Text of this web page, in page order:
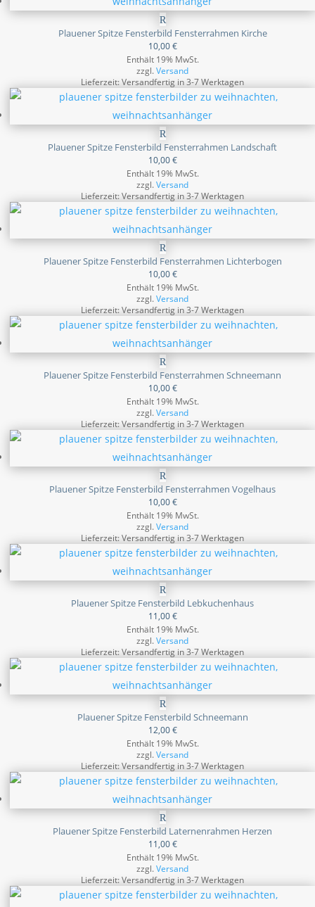
Plauener Spitze Fensterbild Fensterrahmen Kirche
10,00€
Enthält 19% MwSt.
zzgl.Versand
Lieferzeit: Versandfertig in 3-7 Werktagen
Plauener Spitze Fensterbild Fensterrahmen Landschaft
10,00€
Enthält 19% MwSt.
zzgl.Versand
Lieferzeit: Versandfertig in 3-7 Werktagen
Plauener Spitze Fensterbild Fensterrahmen Lichterbogen
10,00€
Enthält 19% MwSt.
zzgl.Versand
Lieferzeit: Versandfertig in 3-7 Werktagen
Plauener Spitze Fensterbild Fensterrahmen Schneemann
10,00€
Enthält 19% MwSt.
zzgl.Versand
Lieferzeit: Versandfertig in 3-7 Werktagen
Plauener Spitze Fensterbild Fensterrahmen Vogelhaus
10,00€
Enthält 19% MwSt.
zzgl.Versand
Lieferzeit: Versandfertig in 3-7 Werktagen
Plauener Spitze Fensterbild Lebkuchenhaus
11,00€
Enthält 19% MwSt.
zzgl.Versand
Lieferzeit: Versandfertig in 3-7 Werktagen
Plauener Spitze Fensterbild Schneemann
12,00€
Enthält 19% MwSt.
zzgl.Versand
Lieferzeit: Versandfertig in 3-7 Werktagen
Plauener Spitze Fensterbild Laternenrahmen Herzen
11,00€
Enthält 19% MwSt.
zzgl.Versand
Lieferzeit: Versandfertig in 3-7 Werktagen